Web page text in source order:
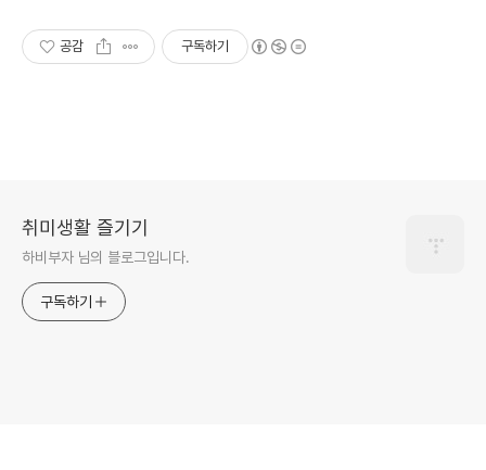
공감 구독하기
취미생활 즐기기
하비부자 님의 블로그입니다.
구독하기